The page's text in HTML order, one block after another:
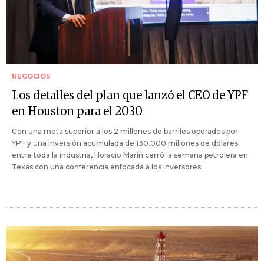
NEGOCIOS
Los detalles del plan que lanzó el CEO de YPF
en Houston para el 2030
Con una meta superior a los 2 millones de barriles operados por
YPF y una inversión acumulada de 130.000 millones de dólares
entre toda la industria, Horacio Marín cerró la semana petrolera en
Texas con una conferencia enfocada a los inversores.